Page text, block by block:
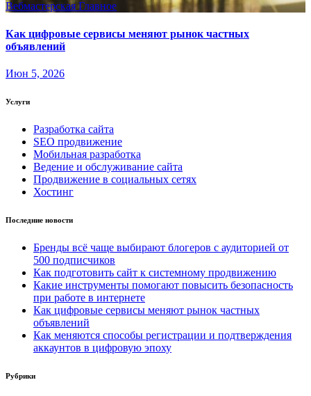
Вебмастерская Главное
Как цифровые сервисы меняют рынок частных
объявлений
Июн 5, 2026
Услуги
Разработка сайта
SEO продвижение
Мобильная разработка
Ведение и обслуживание сайта
Продвижение в социальных сетях
Хостинг
Последние новости
Бренды всё чаще выбирают блогеров с аудиторией от
500 подписчиков
Как подготовить сайт к системному продвижению
Какие инструменты помогают повысить безопасность
при работе в интернете
Как цифровые сервисы меняют рынок частных
объявлений
Как меняются способы регистрации и подтверждения
аккаунтов в цифровую эпоху
Рубрики